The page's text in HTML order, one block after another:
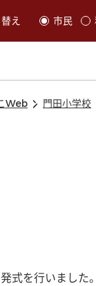
え
用者の切替が発生
市民
Web 門田小学校
式を行いました